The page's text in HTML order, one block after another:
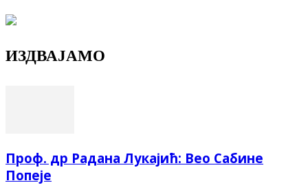
ИЗДВАЈАМО
Проф. др Радана Лукајић: Вео Сабине
Попеје